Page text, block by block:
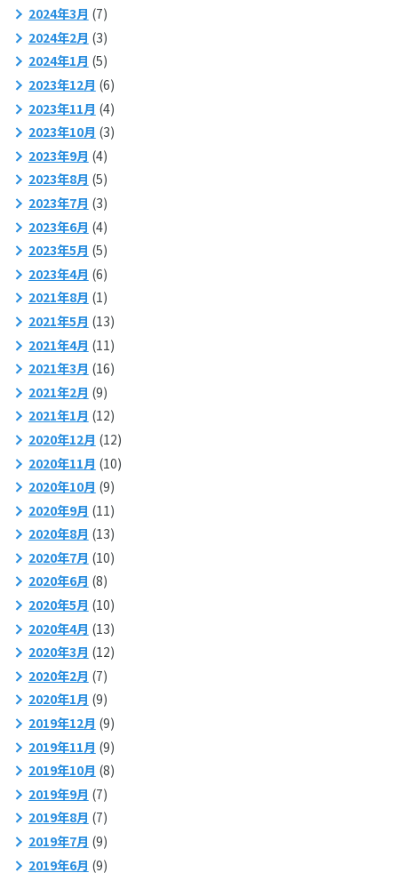
2024年3月 (7)
2024年2月 (3)
2024年1月 (5)
2023年12月 (6)
2023年11月 (4)
2023年10月 (3)
2023年9月 (4)
2023年8月 (5)
2023年7月 (3)
2023年6月 (4)
2023年5月 (5)
2023年4月 (6)
2021年8月 (1)
2021年5月 (13)
2021年4月 (11)
2021年3月 (16)
2021年2月 (9)
2021年1月 (12)
2020年12月 (12)
2020年11月 (10)
2020年10月 (9)
2020年9月 (11)
2020年8月 (13)
2020年7月 (10)
2020年6月 (8)
2020年5月 (10)
2020年4月 (13)
2020年3月 (12)
2020年2月 (7)
2020年1月 (9)
2019年12月 (9)
2019年11月 (9)
2019年10月 (8)
2019年9月 (7)
2019年8月 (7)
2019年7月 (9)
2019年6月 (9)